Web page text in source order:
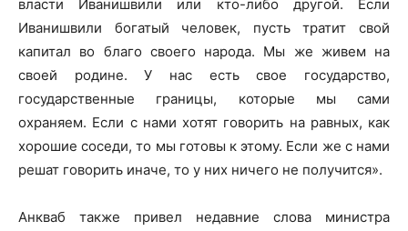
власти Иванишвили или кто-либо другой. Если
Иванишвили богатый человек, пусть тратит свой
капитал во благо своего народа. Мы же живем на
своей родине. У нас есть свое государство,
государственные границы, которые мы сами
охраняем. Если с нами хотят говорить на равных, как
хорошие соседи, то мы готовы к этому. Если же с нами
решат говорить иначе, то у них ничего не получится».
Анкваб также привел недавние слова министра